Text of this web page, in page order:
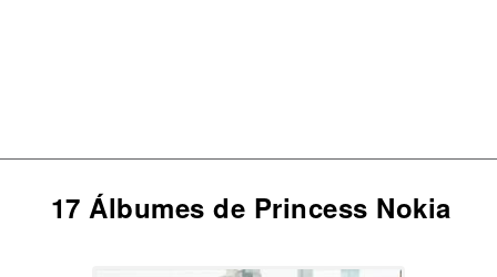
17 Álbumes de Princess Nokia